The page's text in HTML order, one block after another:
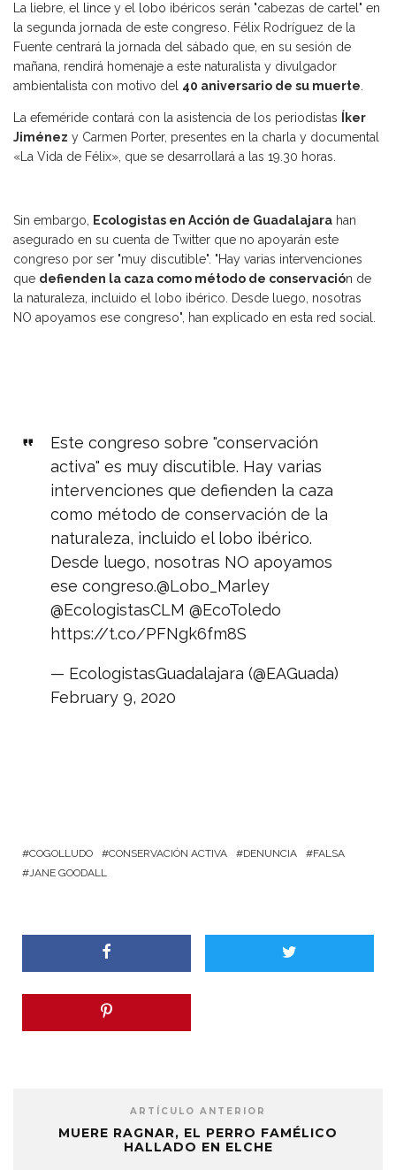
La liebre, el lince y el lobo ibéricos serán "cabezas de cartel" en
la segunda jornada de este congreso. Félix Rodríguez de la
Fuente centrará la jornada del sábado que, en su sesión de
mañana, rendirá homenaje a este naturalista y divulgador
ambientalista con motivo del 40 aniversario de su muerte.
La efeméride contará con la asistencia de los periodistas
Íker
Jiménez y Carmen Porter, presentes en la charla y documental
«La Vida de Félix», que se desarrollará a las 19.30 horas.
Sin embargo, Ecologistas en Acción de Guadalajara han
asegurado en su cuenta de Twitter que no apoyarán este
congreso por ser "muy discutible". "Hay varias intervenciones
que defienden la caza como método de conservación de
la naturaleza, incluido el lobo ibérico. Desde luego, nosotras
NO apoyamos ese congreso", han explicado en esta red social.
Este congreso sobre "conservación
activa" es muy discutible. Hay varias
intervenciones que defienden la caza
como método de conservación de la
naturaleza, incluido el lobo ibérico.
Desde luego, nosotras NO apoyamos
ese congreso.@Lobo_Marley
@EcologistasCLM @EcoToledo
https://t.co/PFNgk6fm8S
— EcologistasGuadalajara (@EAGuada)
February 9, 2020
COGOLLUDO CONSERVACIÓN ACTIVA DENUNCIA
FALSA
JANE GOODALL
ARTÍCULO ANTERIOR
MUERE RAGNAR, EL PERRO FAMÉLICO
HALLADO EN ELCHE